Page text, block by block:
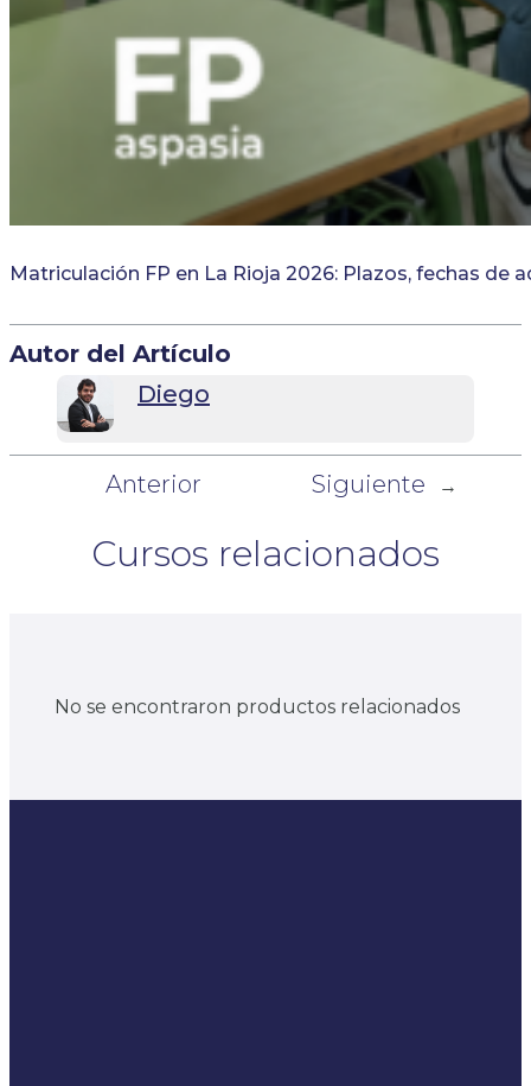
Matriculación FP en La Rioja 2026: Plazos, fechas
Autor del Artículo
Diego
Anterior Siguiente →
Cursos relacionados
No se encontraron productos relacionados